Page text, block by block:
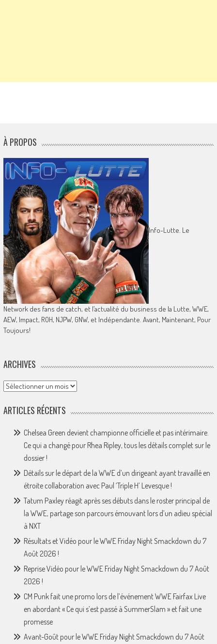
À PROPOS
Info-Lutte. Le
Network des fans de catch, et l’actualité du business de la Lutte, WWE,
AEW, Impact, ROH, NJPW, GNW, et Indépendante. Avant, Maintenant, Pour
Toujours!
ARCHIVES
Archives
ARTICLES RÉCENTS
Chelsea Green devient championne officielle et pas intérimaire.
Ce qui a changé pour Rhea Ripley, tous les détails complet sur le
dossier !
Détails sur le départ de la WWE d’un dirigeant ayant travaillé en
étroite collaboration avec Paul ‘Triple H’ Levesque !
Tatum Paxley réagit après ses débuts dans le roster principal de
la WWE, partage son parcours émouvant lors d’un adieu spécial
à NXT
Résultats et Vidéo pour le WWE Friday Night Smackdown du 7
Août 2026 !
Reprise Vidéo pour le WWE Friday Night Smackdown du 7 Août
2026 !
CM Punk fait une promo lors de l’événement WWE Fairfax Live
en abordant « Ce qui s’est passé à SummerSlam » et fait une
promesse
Avant-Goût pour le WWE Friday Night Smackdown du 7 Août